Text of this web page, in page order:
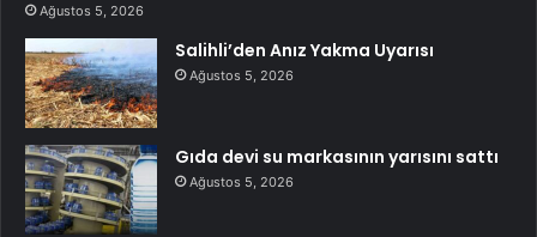
Ağustos 5, 2026
Salihli’den Anız Yakma Uyarısı
Ağustos 5, 2026
Gıda devi su markasının yarısını sattı
Ağustos 5, 2026